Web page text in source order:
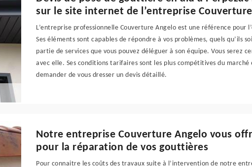
sur le site internet de l’entreprise
L’entreprise professionnelle Couverture Angelo est une référence pour
Ses éléments sont capables de répondre à vos problèmes, quels qu’ils
partie de services que vous pouvez déléguer à son équipe. Vous serez
avec elle. Ses conditions tarifaires sont les plus compétitives du
demander de vous dresser un devis détaillé.
Notre entreprise Couverture Angelo vous
pour la réparation de vos gouttières
Pour connaitre les coûts des travaux suite à l’intervention de notre